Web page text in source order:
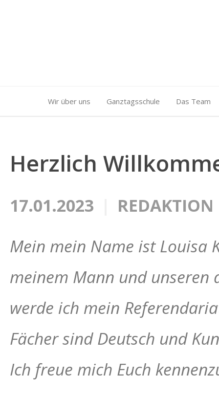
Wir über uns Ganztagsschule Das Team
Herzlich
17.01.2023
Mein mein Name ist Louisa
meinem Mann und unseren
werde ich mein
Fächer sind Deutsch und
Ich freue mich Euch